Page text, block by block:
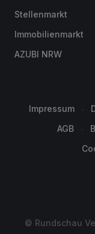
Stellenmarkt
Immobilienmarkt
AZUBI NRW
Impressum
AGB
© Rundschau